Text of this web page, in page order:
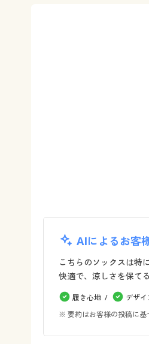
AIによるお客
こちらのソックスは特
快適で、涼しさを保て
履き心地 デザイ
※ 要約はお客様の投稿に基